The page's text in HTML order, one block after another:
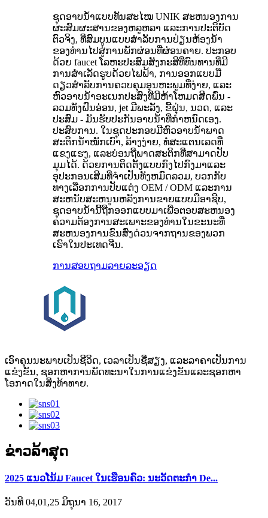
ຊຸດອາບນໍ້າແບບທັນສະໄໝ UNIK ສະຫນອງການ
ຜະສົມຜະສານຂອງຫລູຫລາ ແລະການປະຕິບັດ
ຕົວຈິງ, ທີ່ສົມບູນແບບສໍາລັບການປ່ຽນຫ້ອງນ້ໍາ
ຂອງທ່ານໄປສູ່ການພັກຜ່ອນທີ່ຜ່ອນຄາຍ. ປະກອບ
ດ້ວຍ faucet ໂລຫະປະສົມສັງກະສີທີ່ທົນທານທີ່ມີ
ການສໍາເລັດຮູບດ້ວຍໄຟຟ້າ, ການອອກແບບມື
ດຽວສໍາລັບການຄວບຄຸມອຸນຫະພູມທີ່ງ່າຍ, ແລະ
ຫົວອາບນ້ໍາອະເນກປະສົງທີ່ມີຫ້າໂຫມດສີດພົ່ນ -
ລວມທັງຝົນອ່ອນ, jet ມີພະລັງ, ຂີ້ຝຸ່ນ, ນວດ, ແລະ
ປະສົມ - ມັນຮັບປະກັນອາບນ້ໍາທີ່ກໍາຫນົດເອງ.
ປະສົບການ. ໃນຊຸດປະກອບມີຫົວອາບນ້ຳພາດ
ສະຕິກນ້ຳໜັກເບົາ, ລ້າງງ່າຍ, ທໍ່ສະແຕນເລດທີ່
ແຂງແຮງ, ແລະບ່ອນຖືພາດສະຕິກທີ່ສາມາດປັບ
ມຸມໄດ້. ດ້ວຍການຕິດຕັ້ງແບບກົງໄປກົງມາແລະ
ອຸປະກອນເສີມທີ່ຈໍາເປັນທັງຫມົດລວມ, ບວກກັບ
ທາງເລືອກການປັບແຕ່ງ OEM / ODM ແລະການ
ສະຫນັບສະຫນູນຫລັງການຂາຍແບບມືອາຊີບ,
ຊຸດອາບນ້ໍານີ້ຖືກອອກແບບມາເພື່ອຕອບສະຫນອງ
ຄວາມຕ້ອງການສະເພາະຂອງທ່ານໃນຂະນະທີ່
ສະຫນອງການຂົນສົ່ງດ່ວນຈາກຖານຂອງພວກ
ເຮົາໃນປະເທດຈີນ.
ການສອບຖາມລາຍລະອຽດ
ເອົາຄຸນນະພາບເປັນຊີວິດ, ເວລາເປັນຊື່ສຽງ, ແລະລາຄາເປັນການ
ແຂ່ງຂັນ, ຊອກຫາການພັດທະນາໃນການແຂ່ງຂັນແລະຊອກຫາ
ໂອກາດໃນສິ່ງທ້າທາຍ.
ຂ່າວລ້າສຸດ
2025 ແນວໂນ້ມ Faucet ໃນເຮືອນຄົວ: ນະວັດຕະກໍາ De...
ວັນທີ 04,01,25 ມິຖຸນາ 16, 2017